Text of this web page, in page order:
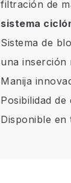
filtración de
sistema
Sistema de
una inserción
Manija
Posibilidad
Disponible